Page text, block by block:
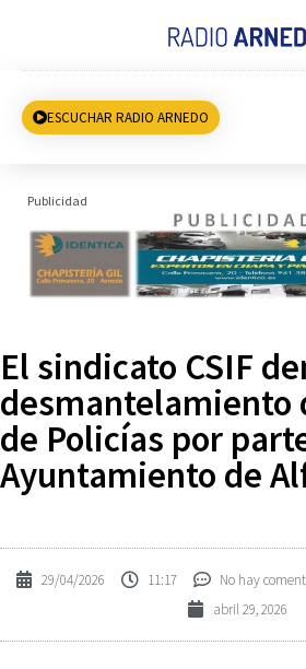
ESCUCHAR RADIO ARNEDO
Publicidad
El sindicato CSIF
desmantelamiento
de Policías por
Ayuntamiento de
29/04/2026 11:17 No hay
abril 29, 2026